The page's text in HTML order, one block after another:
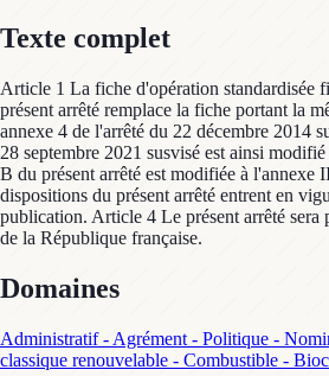
Texte complet
Article 1 La fiche d'opération standardisée
présent arrêté remplace la fiche portant la
annexe 4 de l'arrêté du 22 décembre 2014
28 septembre 2021 susvisé est ainsi
B du présent arrêté est modifiée à l'annexe
dispositions du présent arrêté entrent en
publication. Article 4 Le présent arrêté
de la République française.
Domaines
Administratif - Agrément - Politique -
classique renouvelable - Combustible -